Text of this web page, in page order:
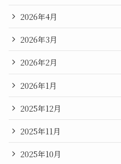
2026年4月
2026年3月
2026年2月
2026年1月
2025年12月
2025年11月
2025年10月